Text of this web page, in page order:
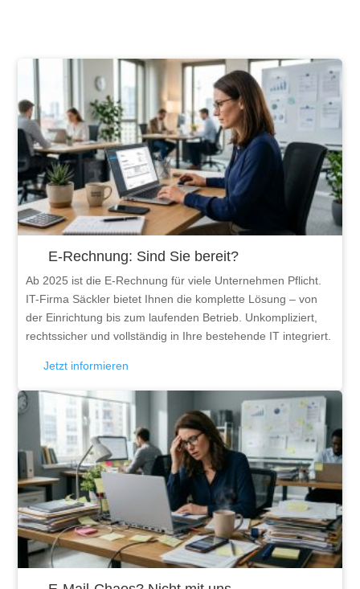
E-Rechnung: Sind Sie bereit?
Ab 2025 ist die E-Rechnung für viele Unternehmen Pflicht.
IT-Firma Säckler bietet Ihnen die komplette Lösung – von
der Einrichtung bis zum laufenden Betrieb. Unkompliziert,
rechtssicher und vollständig in Ihre bestehende IT integriert.
Jetzt informieren